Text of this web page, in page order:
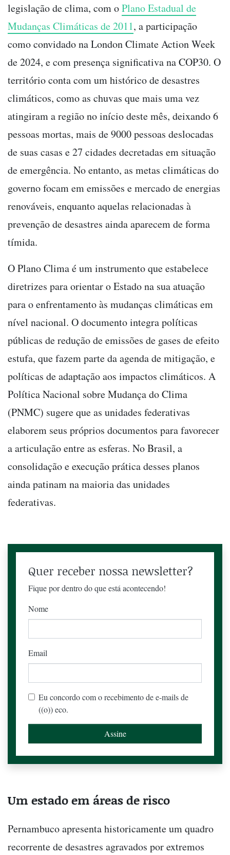
legislação de clima, com oPlano Estadual de
Mudanças Climáticas de 2011, a participação
como convidado na London Climate Action Week
de 2024, e com presença significativa na COP30. O
território conta com um histórico de desastres
climáticos, como as chuvas que mais uma vez
atingiram a região no início deste mês, deixando 6
pessoas mortas, mais de 9000 pessoas deslocadas
de suas casas e 27 cidades decretadas em situação
de emergência. No entanto, as metas climáticas do
governo focam em emissões e mercado de energias
renováveis, enquanto aquelas relacionadas à
prevenção de desastres ainda aparecem de forma
tímida.
O Plano Clima é um instrumento que estabelece
diretrizes para orientar o Estado na sua atuação
para o enfrentamento às mudanças climáticas em
nível nacional. O documento integra políticas
públicas de redução de emissões de gases de efeito
estufa, que fazem parte da agenda de mitigação, e
políticas de adaptação aos impactos climáticos. A
Política Nacional sobre Mudança do Clima
(PNMC) sugere que as unidades federativas
elaborem seus próprios documentos para favorecer
a articulação entre as esferas. No Brasil, a
consolidação e execução prática desses planos
ainda patinam na maioria das unidades
federativas.
Quer receber nossa newsletter?
Fique por dentro do que está acontecendo!
Nome
Email
Eu concordo com o recebimento de e-mails de
((o)) eco.
Um estado em áreas de risco
Pernambuco apresenta historicamente um quadro
recorrente de desastres agravados por extremos